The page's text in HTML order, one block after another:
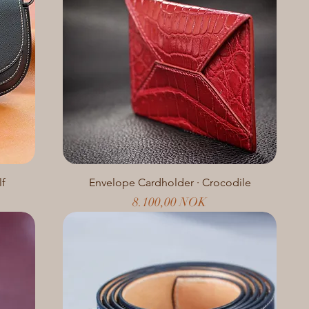
Envelope Cardholder · Crocodile
Preis
8.100,00 NOK